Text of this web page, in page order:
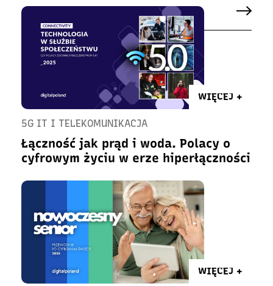
WIĘCEJ +
5G IT I TELEKOMUNIKACJA
Łączność jak prąd i woda. Polacy o
cyfrowym życiu w erze hiperłączności
WIĘCEJ +